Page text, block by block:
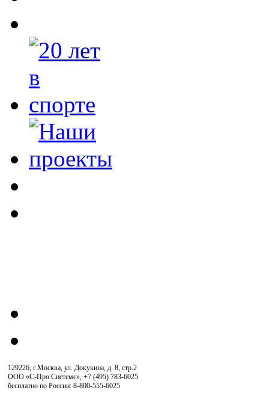
129226, г.Москва, ул. Докукина, д. 8, стр.2
ООО «С-Про Системс», +7 (495) 783-6025
бесплатно по России: 8-800-555-6025